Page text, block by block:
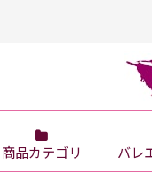
商品カテゴリ バレ